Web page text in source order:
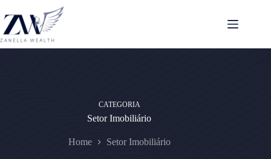
para
conteúdo
CATEGORIA
Setor Imobiliário
Home Setor Imobiliário